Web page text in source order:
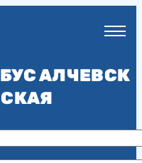
АЛЧЕВСК